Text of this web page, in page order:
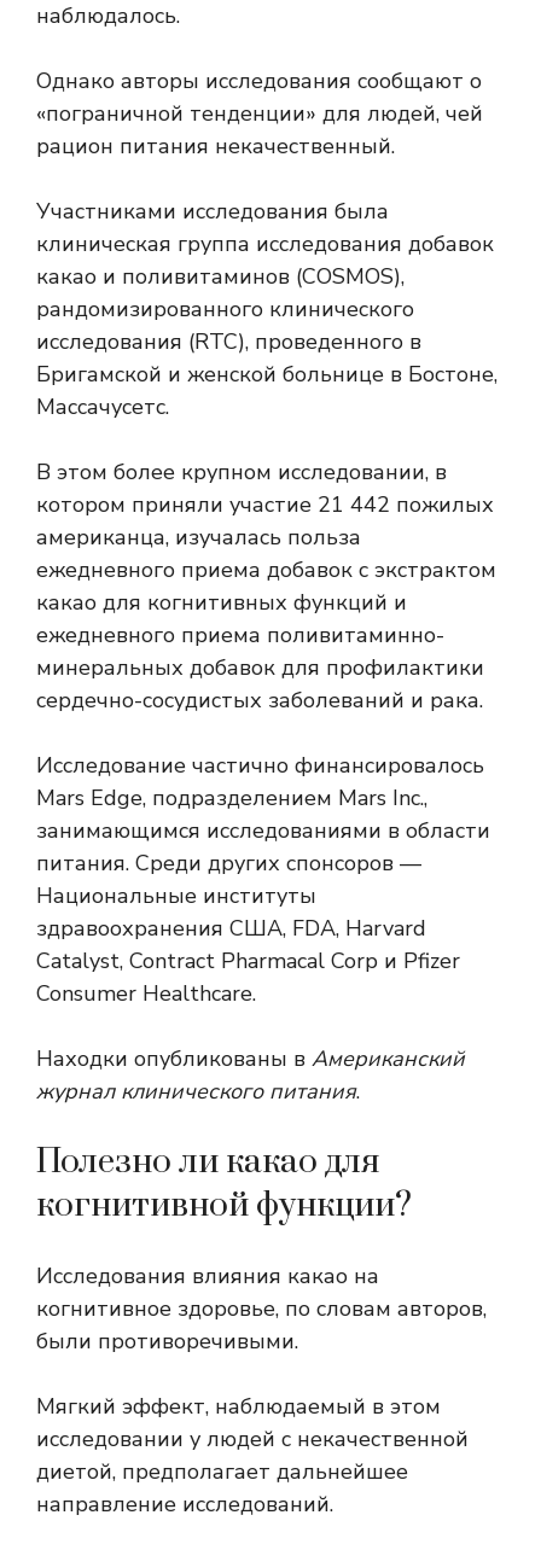
наблюдалось.
Однако авторы исследования сообщают о
«пограничной тенденции» для людей, чей
рацион питания некачественный.
Участниками исследования была
клиническая группа исследования добавок
какао и поливитаминов (COSMOS),
рандомизированного клинического
исследования (RTC), проведенного в
Бригамской и женской больнице в Бостоне,
Массачусетс.
В этом более крупном исследовании, в
котором приняли участие 21 442 пожилых
американца, изучалась польза
ежедневного приема добавок с экстрактом
какао для когнитивных функций и
ежедневного приема поливитаминно-
минеральных добавок для профилактики
сердечно-сосудистых заболеваний и рака.
Исследование частично финансировалось
Mars Edge, подразделением Mars Inc.,
занимающимся исследованиями в области
питания. Среди других спонсоров —
Национальные институты
здравоохранения США, FDA, Harvard
Catalyst, Contract Pharmacal Corp и Pfizer
Consumer Healthcare.
Находки опубликованы в Американский
журнал клинического питания.
Полезно ли какао для
когнитивной функции?
Исследования влияния какао на
когнитивное здоровье, по словам авторов,
были противоречивыми.
Мягкий эффект, наблюдаемый в этом
исследовании у людей с некачественной
диетой, предполагает дальнейшее
направление исследований.